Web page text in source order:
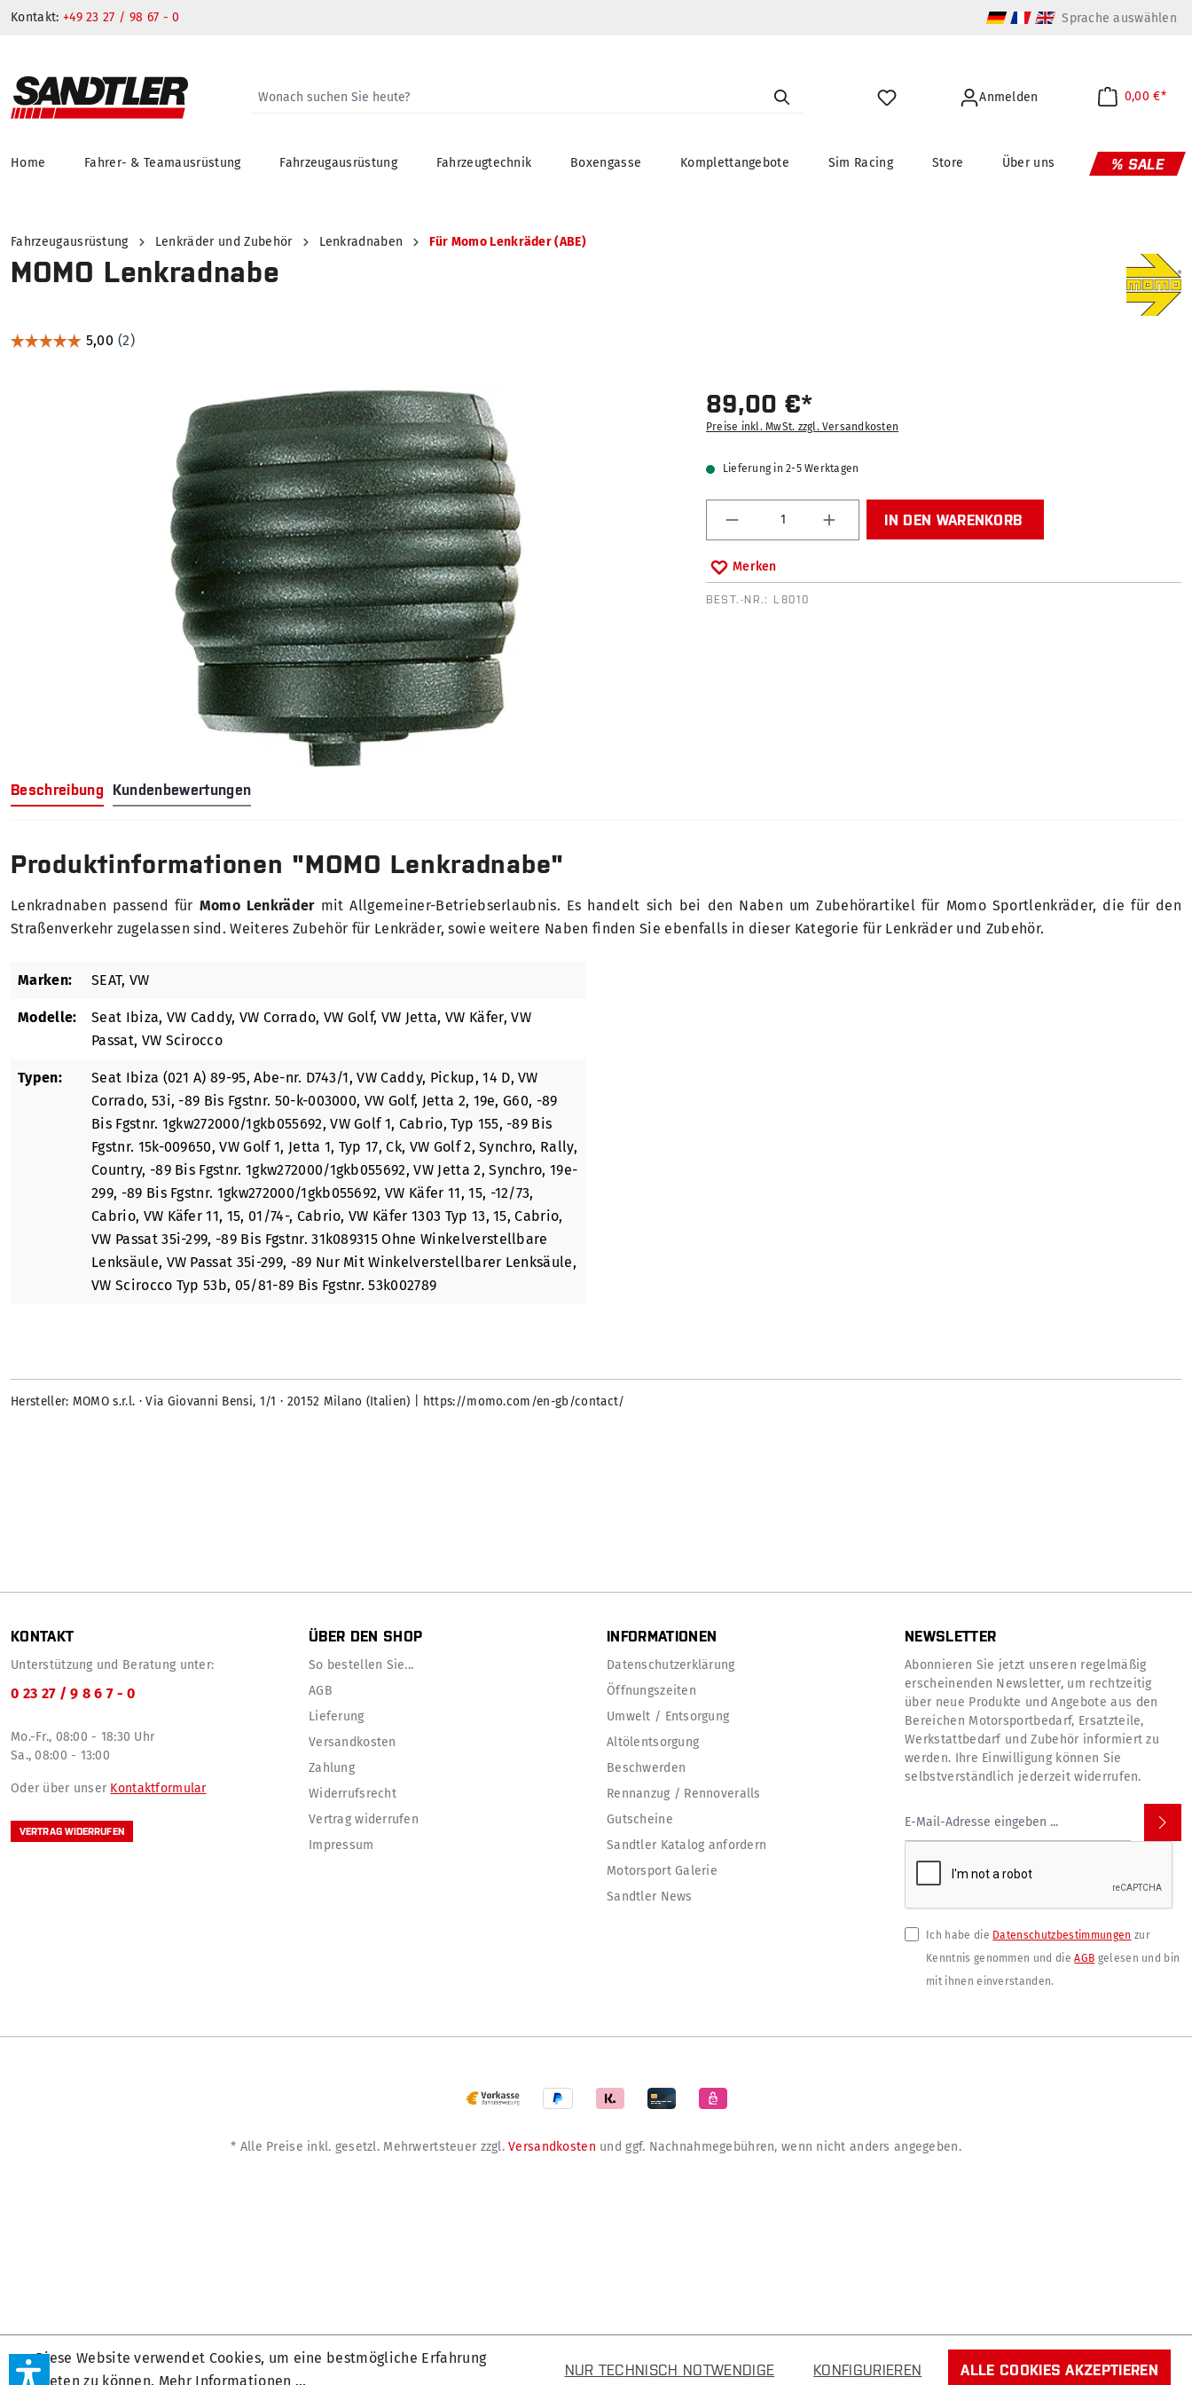
Kontakt: +49 23 27 / 98 67 - 0 Sprache auswählen
Anmelden 0,00 €*
Home Fahrer- & Teamausrüstung Fahrzeugausrüstung Fahrzeugtechnik Boxengasse Komplettangebote Sim Racing Store Über uns % SALE
Fahrzeugausrüstung Lenkräder und Zubehör Lenkradnaben Für Momo Lenkräder (ABE)
MOMO Lenkradnabe
89,00 €*
Preise inkl. MwSt. zzgl. Versandkosten
Lieferung in 2-5 Werktagen
Produkt Anzahl: Gib den gewünschten Wert ein
IN DEN WARENKORB
Merken
BEST.-NR.: L8010
Beschreibung Kundenbewertungen
Produktinformationen "MOMO Lenkradnabe"
Lenkradnaben passend für Momo Lenkrädermit Allgemeiner-Betriebserlaubnis. Es handelt sich bei den Naben um Zubehörartikel für Momo Sportlenkräder, die für den
Straßenverkehr zugelassen sind. Weiteres Zubehör für Lenkräder, sowie weitere Naben finden Sie ebenfalls in dieser Kategorie für Lenkräder und Zubehör.
Marken: SEAT, VW
Modelle: Seat Ibiza, VW Caddy, VW Corrado, VW Golf, VW Jetta, VW Käfer, VW
Passat, VW Scirocco
Typen: Seat Ibiza (021 A) 89-95, Abe-nr. D743/1, VW Caddy, Pickup, 14 D, VW
Corrado, 53i, -89 Bis Fgstnr. 50-k-003000, VW Golf, Jetta 2, 19e, G60, -89
Bis Fgstnr. 1gkw272000/1gkb055692, VW Golf 1, Cabrio, Typ 155, -89 Bis
Fgstnr. 15k-009650, VW Golf 1, Jetta 1, Typ 17, Ck, VW Golf 2, Synchro, Rally,
Country, -89 Bis Fgstnr. 1gkw272000/1gkb055692, VW Jetta 2, Synchro, 19e-
299, -89 Bis Fgstnr. 1gkw272000/1gkb055692, VW Käfer 11, 15, -12/73,
Cabrio, VW Käfer 11, 15, 01/74-, Cabrio, VW Käfer 1303 Typ 13, 15, Cabrio,
VW Passat 35i-299, -89 Bis Fgstnr. 31k089315 Ohne Winkelverstellbare
Lenksäule, VW Passat 35i-299, -89 Nur Mit Winkelverstellbarer Lenksäule,
VW Scirocco Typ 53b, 05/81-89 Bis Fgstnr. 53k002789
Hersteller: MOMO s.r.l. · Via Giovanni Bensi, 1/1 · 20152 Milano (Italien) | https://momo.com/en-gb/contact/
KONTAKT
Unterstützung und Beratung unter:
0 23 27 / 9 8 6 7 - 0
Mo.-Fr., 08:00 - 18:30 Uhr
Sa., 08:00 - 13:00
Oder über unser Kontaktformular
VERTRAG WIDERRUFEN
ÜBER DEN SHOP
So bestellen Sie...
AGB
Lieferung
Versandkosten
Zahlung
Widerrufsrecht
Vertrag widerrufen
Impressum
INFORMATIONEN
Datenschutzerklärung
Öffnungszeiten
Umwelt / Entsorgung
Altölentsorgung
Beschwerden
Rennanzug / Rennoveralls
Gutscheine
Sandtler Katalog anfordern
Motorsport Galerie
Sandtler News
NEWSLETTER
Abonnieren Sie jetzt unseren regelmäßig
erscheinenden Newsletter, um rechtzeitig
über neue Produkte und Angebote aus den
Bereichen Motorsportbedarf, Ersatzteile,
Werkstattbedarf und Zubehör informiert zu
werden. Ihre Einwilligung können Sie
selbstverständlich jederzeit widerrufen.
Ich habe die Datenschutzbestimmungen zur
Kenntnis genommen und dieAGB gelesen und bin
mit ihnen einverstanden.
* Alle Preise inkl. gesetzl. Mehrwertsteuer zzgl.Versandkosten und ggf. Nachnahmegebühren, wenn nicht anders angegeben.
Diese Website verwendet Cookies, um eine bestmögliche Erfahrung
bieten zu können. Mehr Informationen ...
NUR TECHNISCH NOTWENDIGE KONFIGURIEREN ALLE COOKIES AKZEPTIEREN